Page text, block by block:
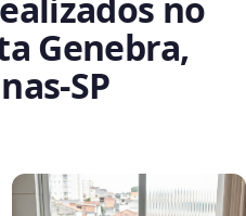
no
Genebra,